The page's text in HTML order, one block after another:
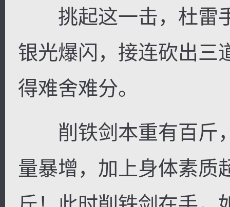
挑起这一击，杜雷
银光爆闪，接连砍出三
得难舍难分。
削铁剑本重有百斤
量暴增，加上身体素质